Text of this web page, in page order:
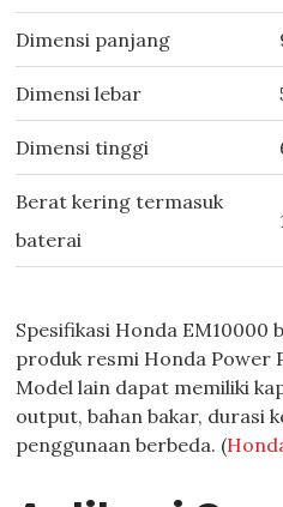
Dimensi panjang
Dimensi lebar
Dimensi tinggi
Berat kering termasuk
baterai
Spesifikasi Honda EM10000
produk resmi Honda Power
Model lain dapat memiliki
output, bahan bakar, durasi
penggunaan berbeda. (